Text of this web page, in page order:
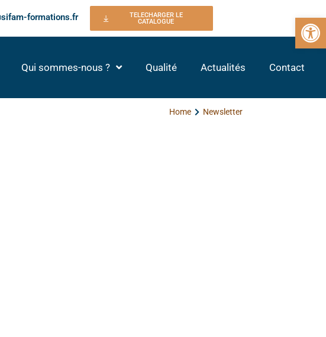
Ouvrir
formations.fr
TELECHARGER LE
CATALOGUE
Qui sommes-nous ? Qualité Actualités Contact
Home Newsletter